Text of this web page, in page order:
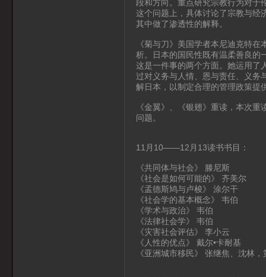
段和方向。重点研究宗教行为对于
这个问题上，具体讨论了宗教与经
其中做了渗透性的解释。
《菊与刀》美国学者本尼迪克特
析。日本的国民性既有温柔善良的
这是一件事的两个方面。她运用了
过对义务与人情、恩与责任、义务
解日本，以制定合理的管理政策提
《金翼》、《银翅》重读，本次
问题。
11月10——12月13读书书目：
《共同体与社会》 滕尼斯
《社会是如何可能的》 齐美尔
《孟德斯鸠与卢梭》 涂尔干
《社会学的基本概念》 韦伯
《学术与政治》 韦伯
《法律社会学》 韦伯
《灾害社会评估》 李小云
《人性的优点》 戴尔•卡耐基
《亚洲城市移民》 张继焦、沈林